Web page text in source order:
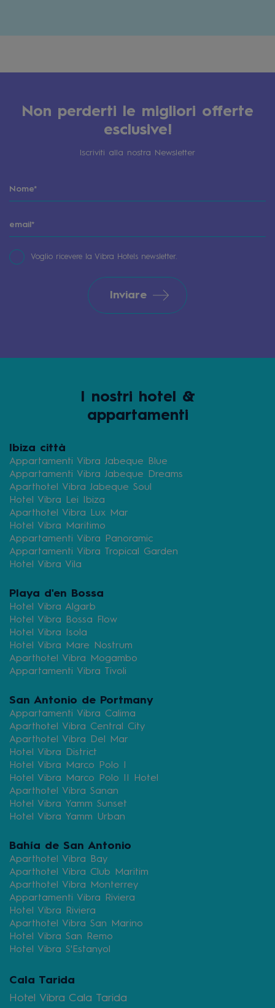
Non perderti le migliori offerte
esclusive!
Iscriviti alla nostra Newsletter
Voglio ricevere la Vibra Hotels newsletter.
Inviare
I nostri hotel &
appartamenti
Ibiza città
Appartamenti Vibra Jabeque Blue
Appartamenti Vibra Jabeque Dreams
Aparthotel Vibra Jabeque Soul
Hotel Vibra Lei Ibiza
Aparthotel Vibra Lux Mar
Hotel Vibra Maritimo
Appartamenti Vibra Panoramic
Appartamenti Vibra Tropical Garden
Hotel Vibra Vila
Playa d'en Bossa
Hotel Vibra Algarb
Hotel Vibra Bossa Flow
Hotel Vibra Isola
Hotel Vibra Mare Nostrum
Aparthotel Vibra Mogambo
Appartamenti Vibra Tivoli
San Antonio de Portmany
Appartamenti Vibra Calima
Aparthotel Vibra Central City
Aparthotel Vibra Del Mar
Hotel Vibra District
Hotel Vibra Marco Polo I
Hotel Vibra Marco Polo II Hotel
Aparthotel Vibra Sanan
Hotel Vibra Yamm Sunset
Hotel Vibra Yamm Urban
Bahía de San Antonio
Aparthotel Vibra Bay
Aparthotel Vibra Club Maritim
Aparthotel Vibra Monterrey
Appartamenti Vibra Riviera
Hotel Vibra Riviera
Aparthotel Vibra San Marino
Hotel Vibra San Remo
Hotel Vibra S'Estanyol
Cala Tarida
Hotel Vibra Cala Tarida